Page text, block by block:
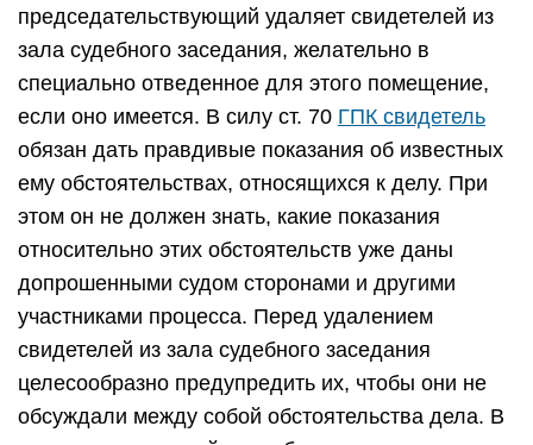
председательствующий удаляет свидетелей из
зала судебного заседания, желательно в
специально отведенное для этого помещение,
если оно имеется. В силу ст. 70 ГПК свидетель
обязан дать правдивые показания об известных
ему обстоятельствах, относящихся к делу. При
этом он не должен знать, какие показания
относительно этих обстоятельств уже даны
допрошенными судом сторонами и другими
участниками процесса. Перед удалением
свидетелей из зала судебного заседания
целесообразно предупредить их, чтобы они не
обсуждали между собой обстоятельства дела. В